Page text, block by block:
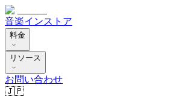
音楽インストア
料金
リソース
お問い合わせ
🇯🇵